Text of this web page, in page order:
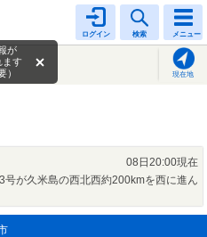
ログイン 検索 メニュー
現在地
が
ます
）
08日20:00現在
号が久米島の西北西約200kmを西に進ん